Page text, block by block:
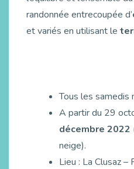
randonnée entrecoupée d’
et variés en utilisant le
Tous les samedis
A partir du 29
décembre 2022
neige).
Lieu : La Clusaz –